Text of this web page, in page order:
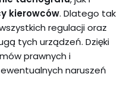
kierowców. Dlatego tak
regulacji oraz
tych urządzeń. Dzięki
prawnych i
naruszeń